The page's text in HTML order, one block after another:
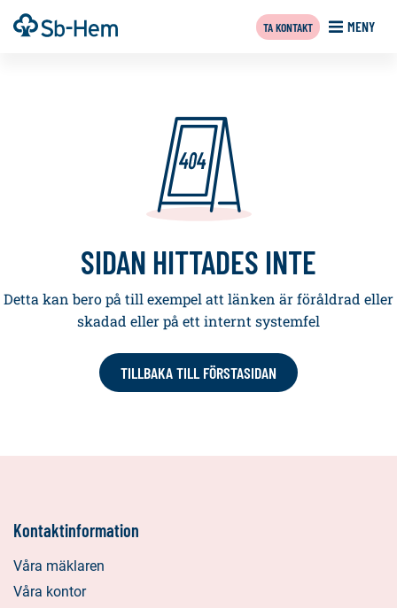
Till
innehållet
Framsida MENY
TA KONTAKT
SIDAN HITTADES INTE
Detta kan bero på till exempel att länken är föråldrad eller
skadad eller på ett internt systemfel
TILLBAKA TILL FÖRSTASIDAN
Kontaktinformation
Våra mäklaren
Våra kontor